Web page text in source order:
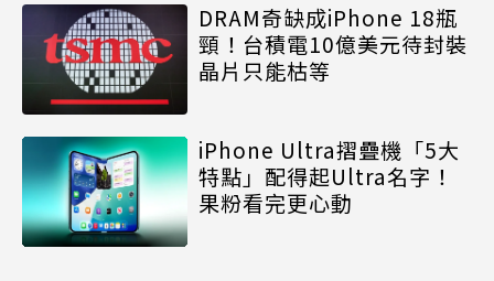
DRAM奇缺成iPhone 18瓶
頸！台積電10億美元待封裝
晶片只能枯等
iPhone Ultra摺疊機「5大
特點」配得起Ultra名字！
果粉看完更心動